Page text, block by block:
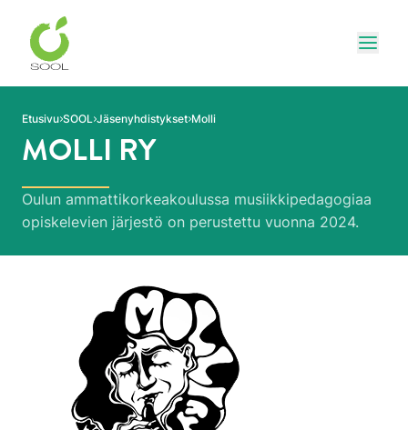
Siirry sivun sisältöön
Etusivu SOOL Jäsenyhdistykset Molli
MOLLI RY
Oulun ammattikorkeakoulussa musiikkipedagogiaa
opiskelevien järjestö on perustettu vuonna 2024.